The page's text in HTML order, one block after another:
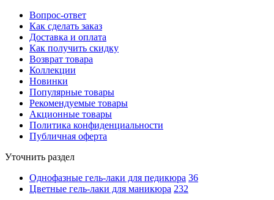
Вопрос-ответ
Как сделать заказ
Доставка и оплата
Как получить скидку
Возврат товара
Коллекции
Новинки
Популярные товары
Рекомендуемые товары
Акционные товары
Политика конфиденциальности
Публичная оферта
Уточнить раздел
Однофазные гель-лаки для педикюра 36
Цветные гель-лаки для маникюра 232